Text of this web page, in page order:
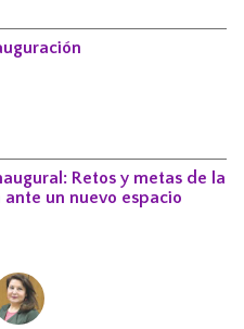
Retos y metas de la
un nuevo espacio